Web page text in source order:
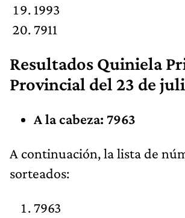
1993
7911
Resultados Quiniela
Provincial del 23 de
A la cabeza: 7963
​A continuación, la lista de
sorteados:​
7963